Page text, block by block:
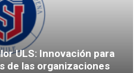
ULS: Innovación para
de las organizaciones